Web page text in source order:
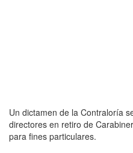
Un dictamen de la Contraloría
directores en retiro de
para fines particulares.